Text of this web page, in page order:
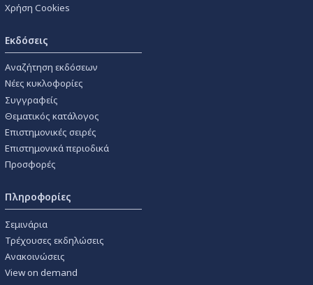
Χρήση Cookies
Εκδόσεις
Αναζήτηση εκδόσεων
Νέες κυκλοφορίες
Συγγραφείς
Θεματικός κατάλογος
Επιστημονικές σειρές
Επιστημονικά περιοδικά
Προσφορές
Πληροφορίες
Σεμινάρια
Τρέχουσες εκδηλώσεις
Ανακοινώσεις
View on demand